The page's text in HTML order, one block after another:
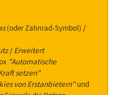
(oder Zahnrad-Symbol) /
/ Erweitert
"Automatische
setzen"
von Erstanbietern"und